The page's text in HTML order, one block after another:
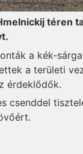
téren
a kék-
a területi
érdeklődők.
csenddel